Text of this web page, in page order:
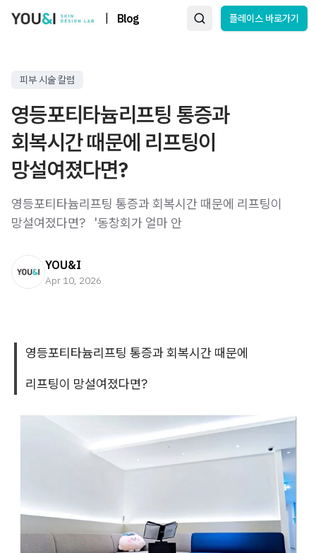
Blog 플레이스 바로가기
피부 시술 칼럼
영등포티타늄리프팅 통증과
회복시간 때문에 리프팅이
망설여졌다면?
영등포티타늄리프팅 통증과 회복시간 때문에 리프팅이
망설여졌다면? ​ ​ '동창회가 얼마 안
YOU&I
Apr 10, 2026
영등포티타늄리프팅 통증과 회복시간 때문에
리프팅이 망설여졌다면?